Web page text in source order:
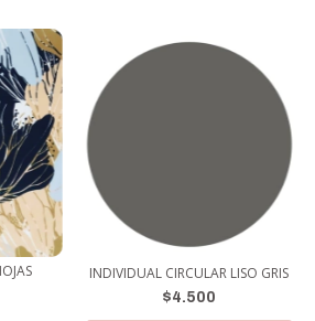
INDIVIDUAL CIRCULAR LISO GRIS
$4.500